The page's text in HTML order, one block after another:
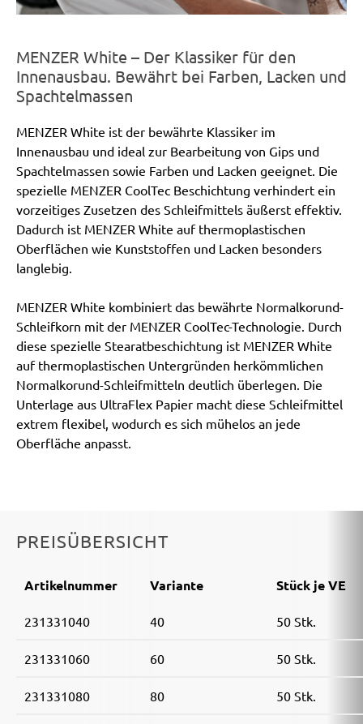
MENZER White – Der Klassiker für den
Innenausbau. Bewährt bei Farben, Lacken und
Spachtelmassen
MENZER White ist der bewährte Klassiker im
Innenausbau und ideal zur Bearbeitung von Gips und
Spachtelmassen sowie Farben und Lacken geeignet. Die
spezielle MENZER CoolTec Beschichtung verhindert ein
vorzeitiges Zusetzen des Schleifmittels äußerst effektiv.
Dadurch ist MENZER White auf thermoplastischen
Oberflächen wie Kunststoffen und Lacken besonders
langlebig.
MENZER White kombiniert das bewährte Normalkorund-
Schleifkorn mit der MENZER CoolTec-Technologie. Durch
diese spezielle Stearatbeschichtung ist MENZER White
auf thermoplastischen Untergründen herkömmlichen
Normalkorund-Schleifmitteln deutlich überlegen. Die
Unterlage aus UltraFlex Papier macht diese Schleifmittel
extrem flexibel, wodurch es sich mühelos an jede
Oberfläche anpasst.
PREISÜBERSICHT
Artikelnummer Variante Stück je VE
231331040 40 50 Stk.
231331060 60 50 Stk.
231331080 80 50 Stk.